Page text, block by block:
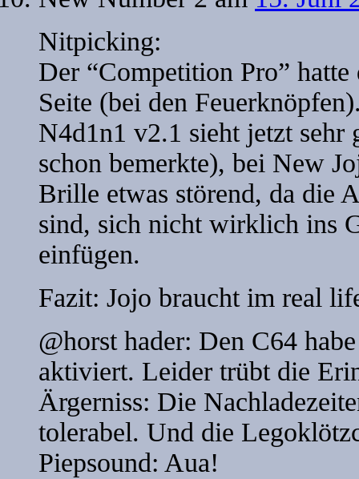
Nitpicking:
Der “Competition Pro”
Seite (bei den
N4d1n1 v2.1 sieht jetzt
schon bemerkte), bei New
Brille etwas störend, da die
sind, sich nicht wirklich ins
einfügen.
Fazit: Jojo braucht im real
@horst hader: Den C64
aktiviert. Leider trübt die
Ärgerniss: Die
tolerabel. Und die
Piepsound: Aua!